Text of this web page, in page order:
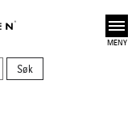
Open